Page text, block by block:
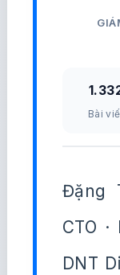
Bài
Đặng
CTO
DNT